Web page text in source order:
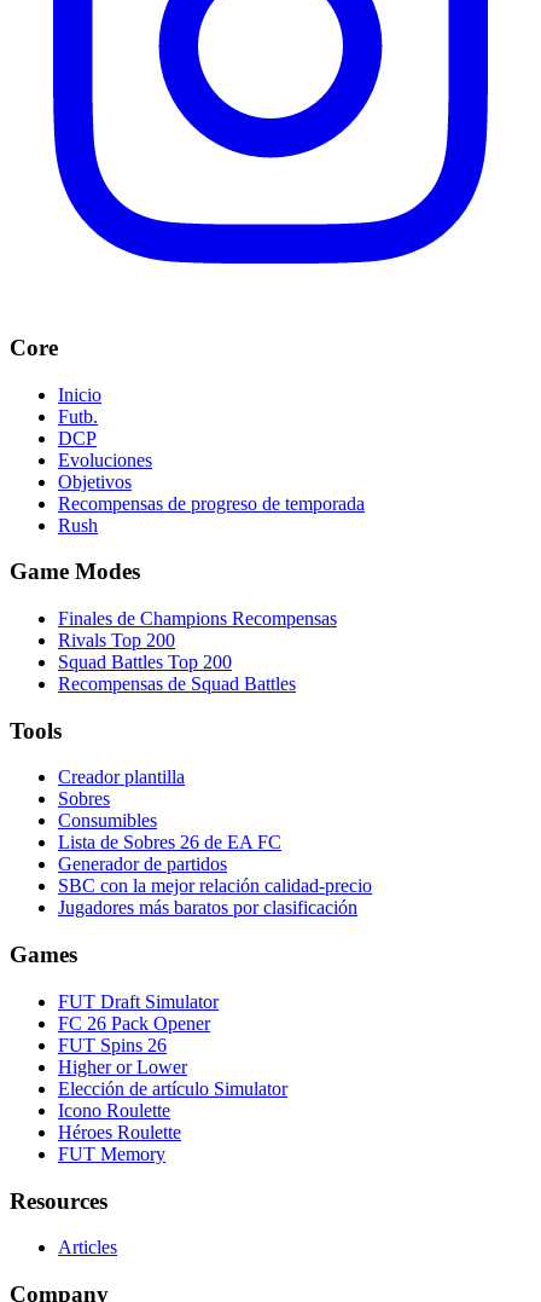
Core
Inicio
Futb.
DCP
Evoluciones
Objetivos
Recompensas de progreso de temporada
Rush
Game Modes
Finales de Champions Recompensas
Rivals Top 200
Squad Battles Top 200
Recompensas de Squad Battles
Tools
Creador plantilla
Sobres
Consumibles
Lista de Sobres 26 de EA FC
Generador de partidos
SBC con la mejor relación calidad-precio
Jugadores más baratos por clasificación
Games
FUT Draft Simulator
FC 26 Pack Opener
FUT Spins 26
Higher or Lower
Elección de artículo Simulator
Icono Roulette
Héroes Roulette
FUT Memory
Resources
Articles
Company